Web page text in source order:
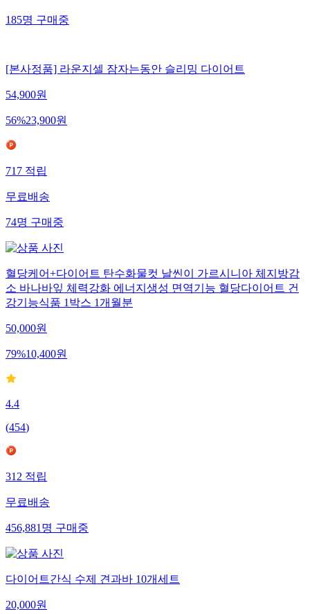
185명구매중
[본사정품] 라운지셀 잠자는동안 슬리밍 다이어트
54,900원
56%23,900원
717적립
무료배송
74명구매중
혈당케어+다이어트 탄수화물컷 날씬이 가르시니아 체지방감
소 바나바잎 체력강화 에너지생성 면역기능 혈당다이어트 건
강기능식품 1박스 1개월분
50,000원
79%10,400원
4.4
(454)
312적립
무료배송
456,881명구매중
다이어트간식 수제 견과바 10개세트
20,000원